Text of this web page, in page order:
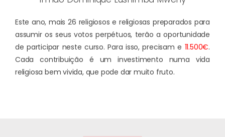
Este ano, mais 26 religiosos e religiosas preparados para
assumir os seus votos perpétuos, terão a oportunidade
de participar neste curso. Para isso, precisam e 11.500€.
Cada contribuição é um investimento numa vida
religiosa bem vivida, que pode dar muito fruto.